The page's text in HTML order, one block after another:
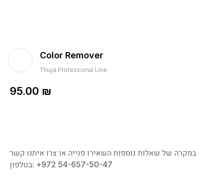
Color Remover
Thuya Professional Line
95.00 ₪
במקרה של שאלות נוספות השאירו פנייה או צרו איתנו קשר
בטלפון: ‎+972 54-657-50-47